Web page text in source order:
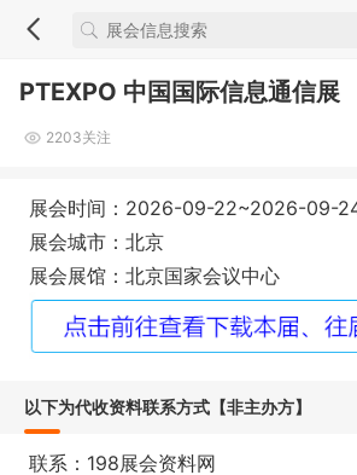
PTEXPO 中国国际信息通信展
2203关注
展会时间：2026-09-22~2026-09-
展会城市：北京
展会展馆：北京国家会议中心
以下为代收资料联系方式【非主办方】
联系：198展会资料网